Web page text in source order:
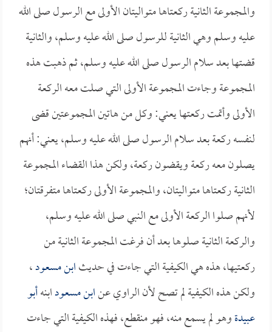
والمجموعة الثانية ركعتاها متواليتان الأولى مع الرسول صلى الله
عليه وسلم وهي الثانية للرسول صلى الله عليه وسلم، والثانية
قضتها بعد سلام الرسول صلى الله عليه وسلم، ثم ذهبت هذه
المجموعة وجاءت المجموعة الأولى التي صلت معه الركعة
الأولى وأتمت ركعتها يعني: وكل من هاتين المجموعتين قضى
لنفسه ركعة بعد سلام الرسول صلى الله عليه وسلم، يعني: أنهم
يصلون معه ركعة ويقضون ركعة، ولكن هذا القضاء المجموعة
الثانية ركعتاها متواليتان، والمجموعة الأولى ركعتاها متفرقتان؛
لأنهم صلوا الركعة الأولى مع النبي صلى الله عليه وسلم،
والركعة الثانية صلوها بعد أن فرغت المجموعة الثانية من
ركعتيها، هذه هي الكيفية التي جاءت في حديثابن مسعود،
ولكن هذه الكيفية لم تصح لأن الراوي عنابن مسعودابنهأبو
عبيدةوهو لم يسمع منه، فهو منقطع، فهذه الكيفية التي جاءت